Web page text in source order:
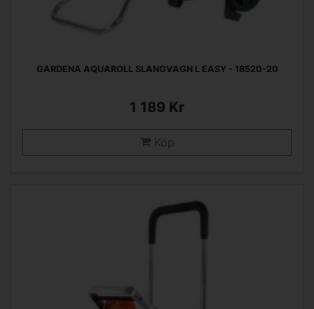
GARDENA AQUAROLL SLANGVAGN L EASY - 18520-20
1 189 Kr
Köp